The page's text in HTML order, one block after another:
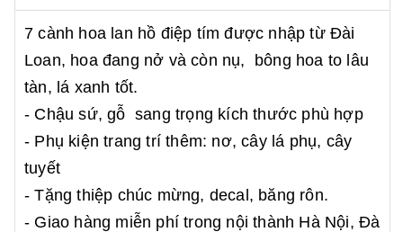
7 cành hoa lan hồ điệp tím được nhập từ Đài
Loan, hoa đang nở và còn nụ, bông hoa to lâu
tàn, lá xanh tốt.
- Chậu sứ, gỗ sang trọng kích thước phù hợp
- Phụ kiện trang trí thêm: nơ, cây lá phụ, cây
tuyết
- Tặng thiệp chúc mừng, decal, băng rôn.
- Giao hàng miễn phí trong nội thành Hà Nội, Đà